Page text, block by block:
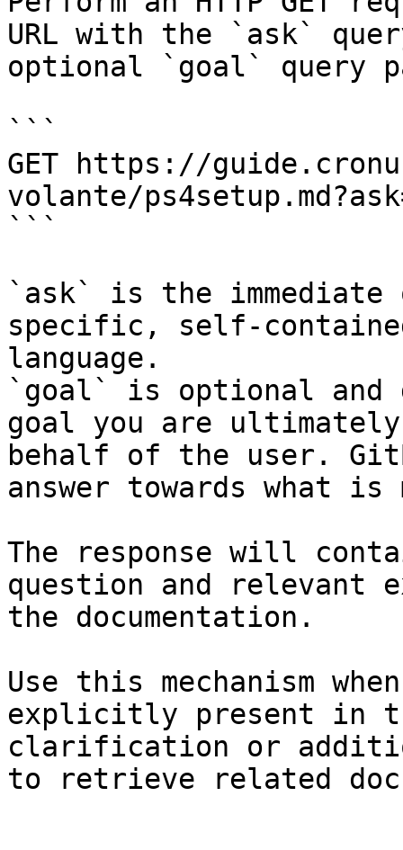
URL with the `ask`
optional `goal` query
```
GET https://
volante/
```
`ask` is the
specific, self-
language.
`goal` is optional and
goal you are
behalf of the user.
answer towards what
The response will
question and relevant
the documentation.
Use this mechanism
explicitly present in
clarification or